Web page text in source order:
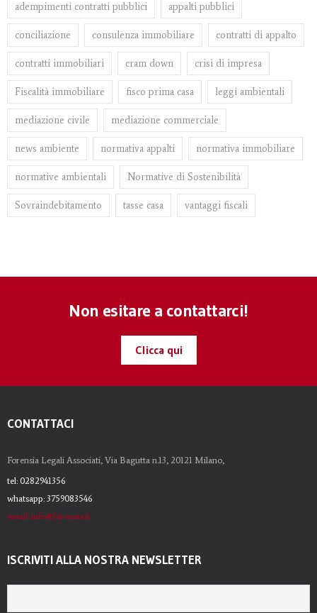
adempimenti contratti pubblici appalti pubblici
conciliazione consulenza immobiliare contratti di appalto
contratti immobiliari cram down crisi di impresa
Fiscalità immobiliare fisco prima casa leggi ambientali
mediazione civile mediazione commerciale
news ambiente normativa appalti normativa immobiliare
normative ambientali Normative di Sostenibilità
Sovraindebitamento tasse casa vantaggi fiscali
Non esitare a contattarci!
Clicca qui
CONTATTACI
Forensia Legali Associati, Via Bagutta n.13, 20121 Milano,
tel: 0282941356
whatsapp: 3759083546
email: info@forensia.it
ISCRIVITI ALLA NOSTRA NEWSLETTER